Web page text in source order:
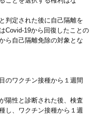
判定された後に自己隔離を
Covid-19から回復したことの
ら自己隔離免除の対象とな
のワクチン接種から１週間
陽性と診断された後、検査
し、ワクチン接種から１週